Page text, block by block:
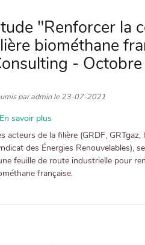
en
France
?"
-
-
"Renforcer la
biométhane
-
paradminle 23-07-2021
En savoir plus
Etude
"Renforcer
la
compétitivité
de
filière
acteurs de la filière (GRDF, GRTgaz,
des Énergies Renouvelables),
feuille de route industrielle pour
française.